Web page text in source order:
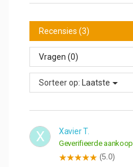
Recensies (3)
Vragen (0)
Sorteer op: Laatste
X Xavier T.
Geverifieerde aankoop
(5.0)